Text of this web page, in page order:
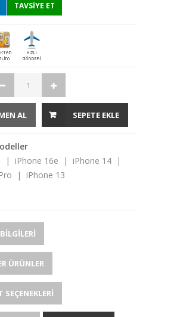
TAVSİYE ET
AL SEPETE EKLE
| iPhone 16e | iPhone 14 |
| iPhone 13
ÜRÜNLER
SEÇENEKLERI